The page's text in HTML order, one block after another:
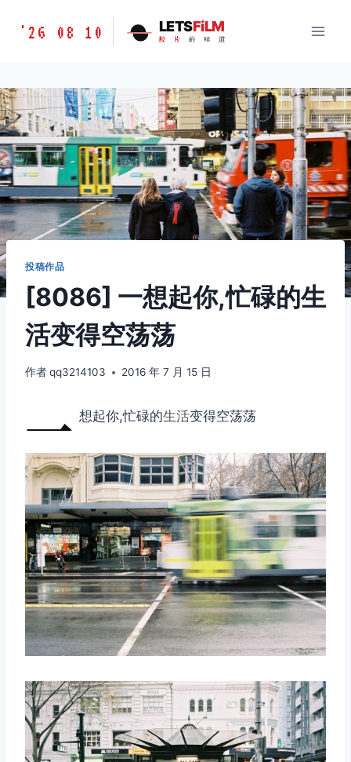
胶
味
道
LETSFILM
'26 08 10 LETSFiLM
胶 片 的 味 道
投稿作品
[8086] 一想起你,忙碌的生
活变得空荡荡
作者qq3214103 2016 年 7 月 15 日
一 想起你,忙碌的生活变得空荡荡